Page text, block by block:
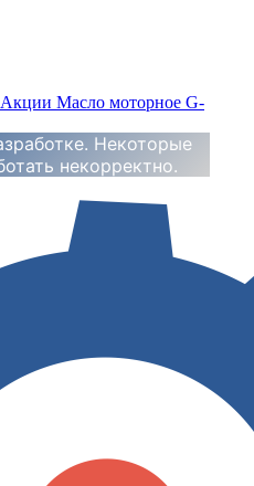
Акции Масло моторное G-
Некоторые
некорректно.